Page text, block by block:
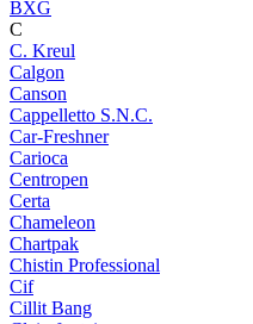
BXG
C
C. Kreul
Calgon
Canson
Cappelletto S.N.C.
Car-Freshner
Carioca
Centropen
Certa
Chameleon
Chartpak
Chistin Professional
Cif
Cillit Bang